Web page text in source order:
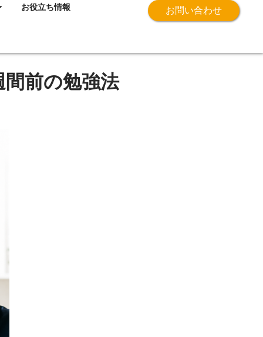
お役立ち情報 お問い合わせ
前の勉強法